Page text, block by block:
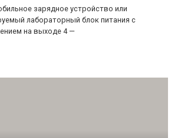
зарядное устройство или
лабораторный блок питания с
на выходе 4 —